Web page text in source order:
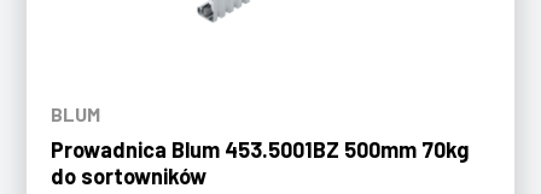
BLUM
Prowadnica Blum 453.5001BZ 500mm 70kg
do sortowników